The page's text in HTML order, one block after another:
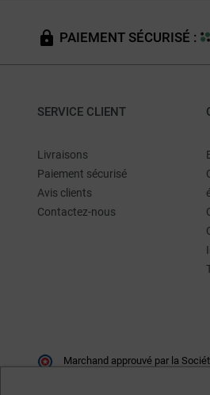
PAIEMENT SÉCURISÉ :
SERVICE CLIENT
Livraisons
Paiement sécurisé
Avis clients
Contactez-nous
Marchand approuvé par la